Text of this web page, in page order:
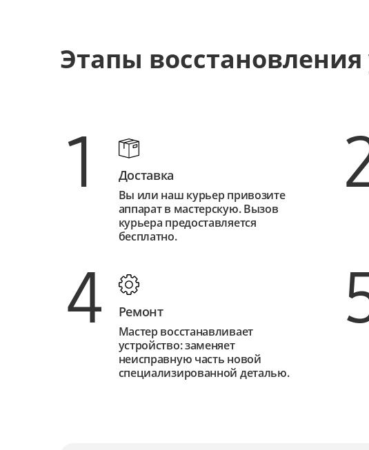
Этапы восстановления
1 Доставка
Вы или наш курьер привозите
аппарат в мастерскую. Вызов
курьера предоставляется
бесплатно.
4 Ремонт
Мастер восстанавливает
устройство: заменяет
неисправную часть новой
специализированной деталью.